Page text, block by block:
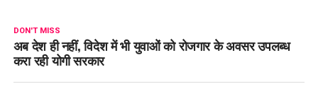
DON'T MISS
अब देश ही नहीं, विदेश में भी युवाओं को रोजगार के अवसर उपलब्ध
करा रही योगी सरकार